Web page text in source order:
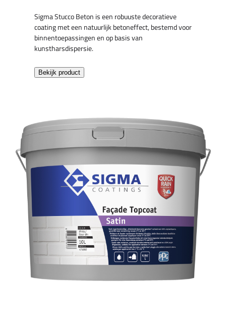
Sigma Stucco Beton is een robuuste decoratieve
coating met een natuurlijk betoneffect, bestemd voor
binnentoepassingen en op basis van
kunstharsdispersie.
Bekijk product